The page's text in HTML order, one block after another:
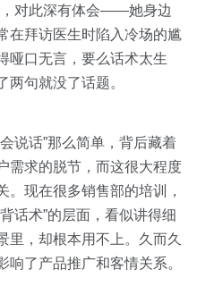
示
，对此深有体会——她身边
在拜访医生时陷入冷场的尴
哑口无言，要么话术太生
两句就没了话题。
说话”那么简单，背后藏着
需求的脱节，而这很大程度
。现在很多销售部的培训，
话术”的层面，看似讲得细
里，却根本用不上。久而久
了产品推广和客情关系。